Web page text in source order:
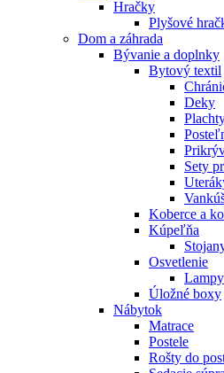
Hračky
Plyšové
Dom a záhrada
Bývanie a doplnky
Bytový textil
Deky
Sety
Koberce a
Kúpeľňa
Osvetlenie
Lampy
Úložné boxy
Nábytok
Matrace
Postele
Rošty do